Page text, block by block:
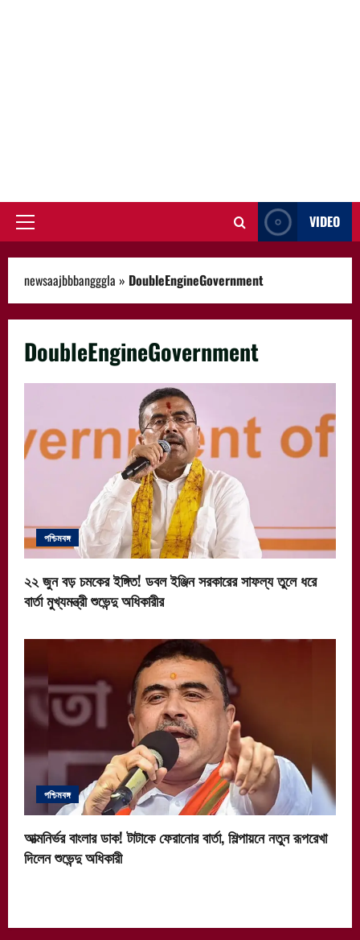
Primary
VIDEO
newsaajbbbangggla » DoubleEngineGovernment
DoubleEngineGovernment
পশ্চিমবঙ্গ
২২ জুন বড় চমকের ইঙ্গিত! ডবল ইঞ্জিন সরকারের সাফল্য তুলে ধরে
বার্তা মুখ্যমন্ত্রী শুভেন্দু অধিকারীর
পশ্চিমবঙ্গ
আত্মনির্ভর বাংলার ডাক! টাটাকে ফেরানোর বার্তা, শিল্পায়নে নতুন রূপরেখা
দিলেন শুভেন্দু অধিকারী